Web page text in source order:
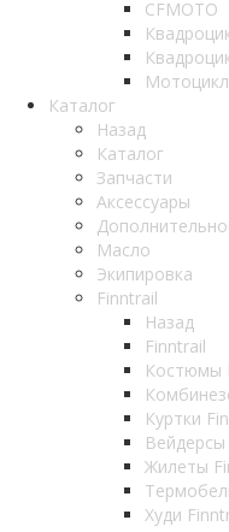
CFMOTO
Каталог
Назад
Каталог
Запчасти
Аксессуары
Масло
Экипировка
Finntrail
Назад
Finntrail
Костюмы
Куртки
Жилеты
Худи